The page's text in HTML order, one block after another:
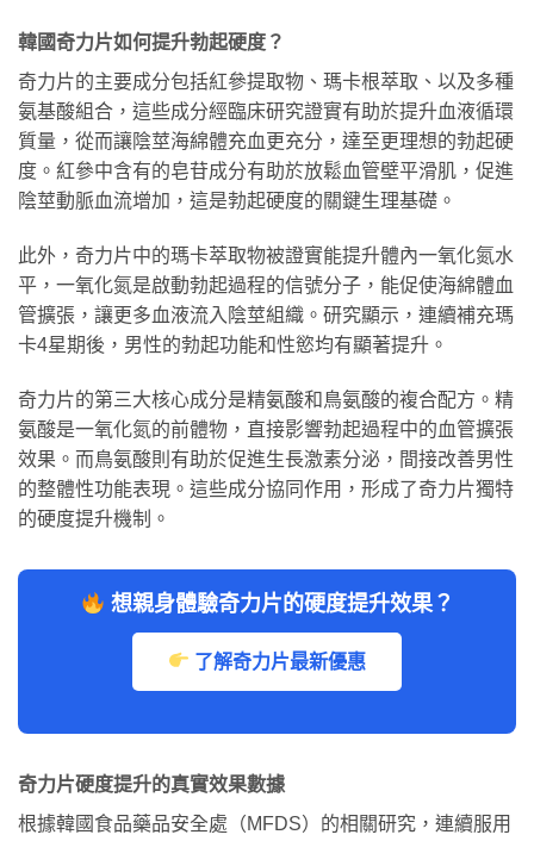
韓國奇力片如何提升勃起硬度？
奇力片的主要成分包括紅參提取物、瑪卡根萃取、以及多種
氨基酸組合，這些成分經臨床研究證實有助於提升血液循環
質量，從而讓陰莖海綿體充血更充分，達至更理想的勃起硬
度。紅參中含有的皂苷成分有助於放鬆血管壁平滑肌，促進
陰莖動脈血流增加，這是勃起硬度的關鍵生理基礎。
此外，奇力片中的瑪卡萃取物被證實能提升體內一氧化氮水
平，一氧化氮是啟動勃起過程的信號分子，能促使海綿體血
管擴張，讓更多血液流入陰莖組織。研究顯示，連續補充瑪
卡4星期後，男性的勃起功能和性慾均有顯著提升。
奇力片的第三大核心成分是精氨酸和鳥氨酸的複合配方。精
氨酸是一氧化氮的前體物，直接影響勃起過程中的血管擴張
效果。而鳥氨酸則有助於促進生長激素分泌，間接改善男性
的整體性功能表現。這些成分協同作用，形成了奇力片獨特
的硬度提升機制。
想親身體驗奇力片的硬度提升效果？
了解奇力片最新優惠
奇力片硬度提升的真實效果數據
根據韓國食品藥品安全處（MFDS）的相關研究，連續服用